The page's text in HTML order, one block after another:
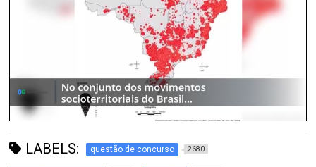
LABELS: questão de concurso 2680